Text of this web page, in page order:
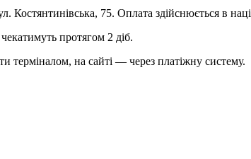
Костянтинівська, 75. Оплата здійснюється в
протягом 2 діб.
терміналом, на сайті — через платіжну систему.